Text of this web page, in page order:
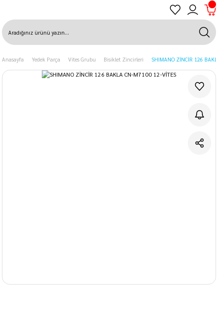
Anasayfa Yedek Parça Vites Grubu Bisiklet Zincirleri SHIMANO ZİNCİR 126